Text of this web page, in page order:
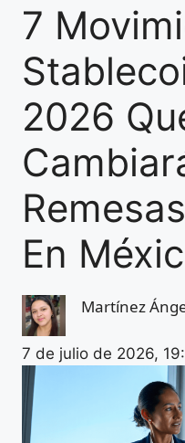
7
2026
En
Martínez
7 de julio de 2026,